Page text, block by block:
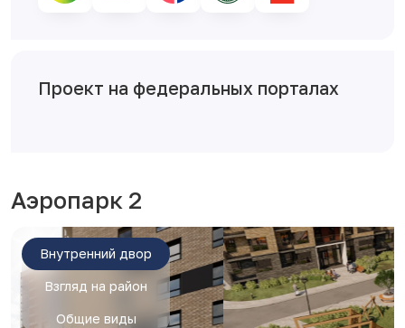
Проект на федеральных порталах
Аэропарк 2
Внутренний двор
Взгляд на район
Общие виды